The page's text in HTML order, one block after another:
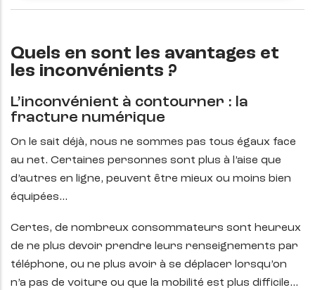
Quels en sont les avantages et
les inconvénients ?
L’inconvénient à contourner : la
fracture numérique
On le sait déjà, nous ne sommes pas tous égaux face
au net. Certaines personnes sont plus à l’aise que
d’autres en ligne, peuvent être mieux ou moins bien
équipées…
Certes, de nombreux consommateurs sont heureux
de ne plus devoir prendre leurs renseignements par
téléphone, ou ne plus avoir à se déplacer lorsqu’on
n’a pas de voiture ou que la mobilité est plus difficile…